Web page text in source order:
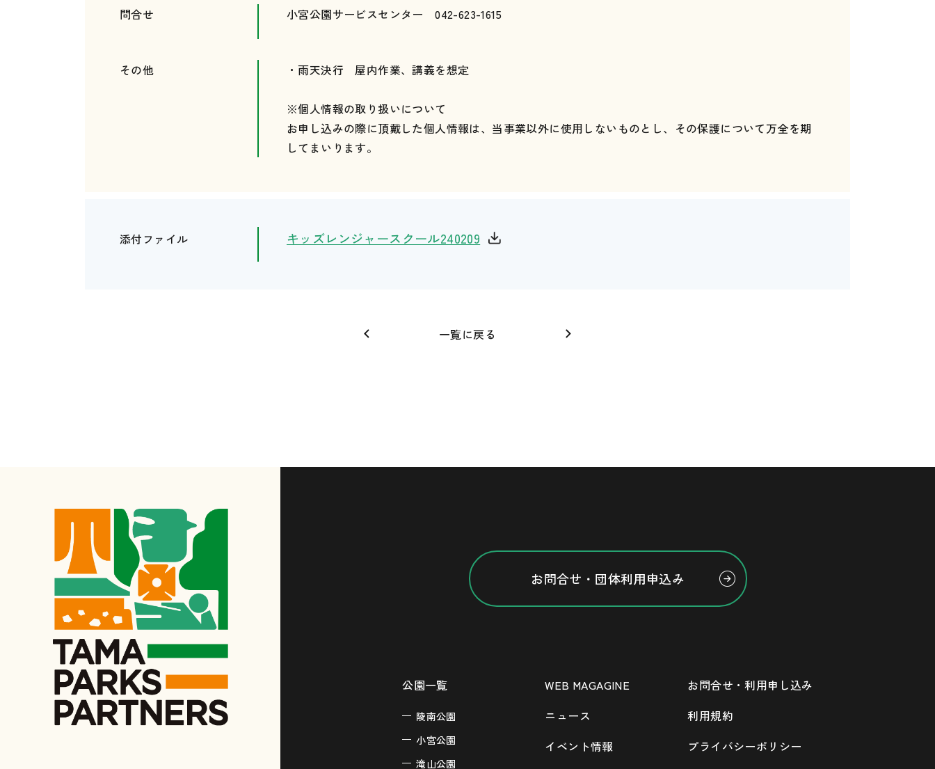
問合せ 小宮公園サービスセンター 042-623-1615
その他 ・雨天決行 屋内作業、講義を想定
※個人情報の取り扱いについて
お申し込みの際に頂戴した個人情報は、当事業以外に使用しないものとし、その保護について万全を期
してまいります。
添付ファイル キッズレンジャースクール240209
一覧に戻る
お問合せ・団体利用申込み
公園一覧
陵南公園
小宮公園
滝山公園
WEB MAGAGINE
ニュース
イベント情報
お問合せ・利用申し込み
利用規約
プライバシーポリシー